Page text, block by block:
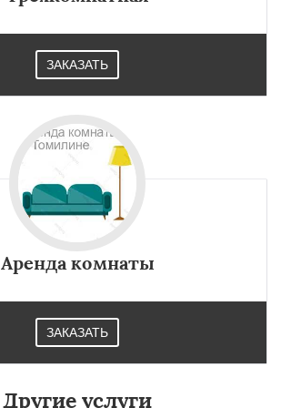
ЗАКАЗАТЬ
Аренда комнаты
ЗАКАЗАТЬ
Другие услуги